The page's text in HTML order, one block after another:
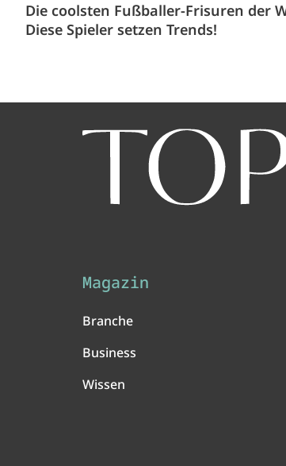
Die coolsten Fußballer-Frisuren der
Diese Spieler setzen Trends!
Magazin
Branche
Business
Wissen